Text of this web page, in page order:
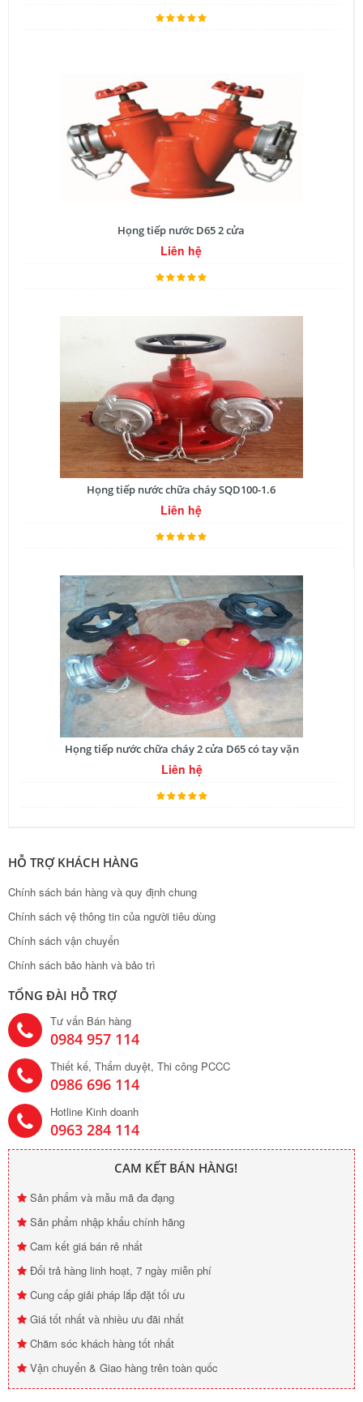
Họng tiếp nước D65 2 cửa
Liên hệ
Họng tiếp nước chữa cháy SQD100-1.6
Liên hệ
Họng tiếp nước chữa cháy 2 cửa D65 có tay vặn
Liên hệ
HỖ TRỢ KHÁCH HÀNG
Chính sách bán hàng và quy định chung
Chính sách vệ thông tin của người tiêu dùng
Chính sách vận chuyển
Chính sách bảo hành và bảo trì
TỔNG ĐÀI HỖ TRỢ
Tư vấn Bán hàng
0984 957 114
Thiết kế, Thẩm duyệt, Thi công PCCC
0986 696 114
Hotline Kinh doanh
0963 284 114
CAM KẾT BÁN HÀNG!
Sản phẩm và mẫu mã đa đạng
Sản phẩm nhập khẩu chính hãng
Cam kết giá bán rẻ nhất
Đổi trả hàng linh hoạt, 7 ngày miễn phí
Cung cấp giải pháp lắp đặt tối ưu
Giá tốt nhất và nhiều ưu đãi nhất
Chăm sóc khách hàng tốt nhất
Vận chuyển & Giao hàng trên toàn quốc